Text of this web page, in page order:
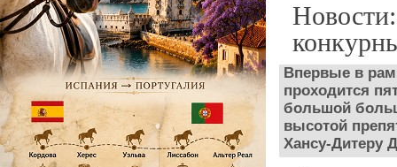
Впервые в
проходится
большой
высотой
Хансу-Дитеру